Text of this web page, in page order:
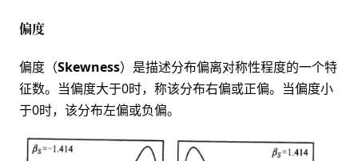
偏度
偏度（Skewness）是描述分布偏离对称性程度的一个特
征数。当偏度大于0时，称该分布右偏或正偏。当偏度小
于0时，该分布左偏或负偏。